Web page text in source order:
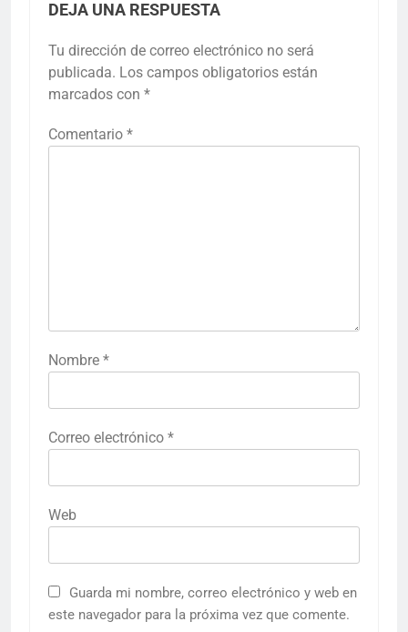
DEJA UNA RESPUESTA
Tu dirección de correo electrónico no será
publicada. Los campos obligatorios están
marcados con *
Comentario *
Nombre *
Correo electrónico *
Web
Guarda mi nombre, correo electrónico y web en
este navegador para la próxima vez que comente.